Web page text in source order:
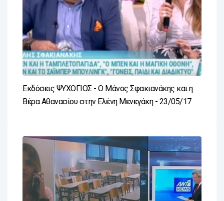
Εκδόσεις ΨΥΧΟΓΙΟΣ - Ο Μάνος Σφακιανάκης και η
Βέρα Αθανασίου στην Ελένη Μενεγάκη - 23/05/17